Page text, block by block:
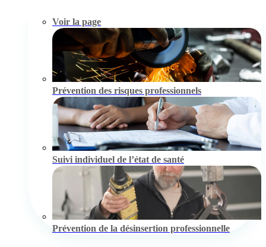
Voir la page
Prévention des risques professionnels
Suivi individuel de l’état de santé
Prévention de la désinsertion professionnelle